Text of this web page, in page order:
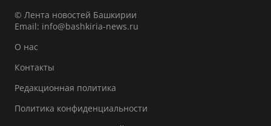
© Лента новостей Башкирии
Email: info@bashkiria-news.ru
О нас
Контакты
Редакционная политика
Политика конфиденциальности